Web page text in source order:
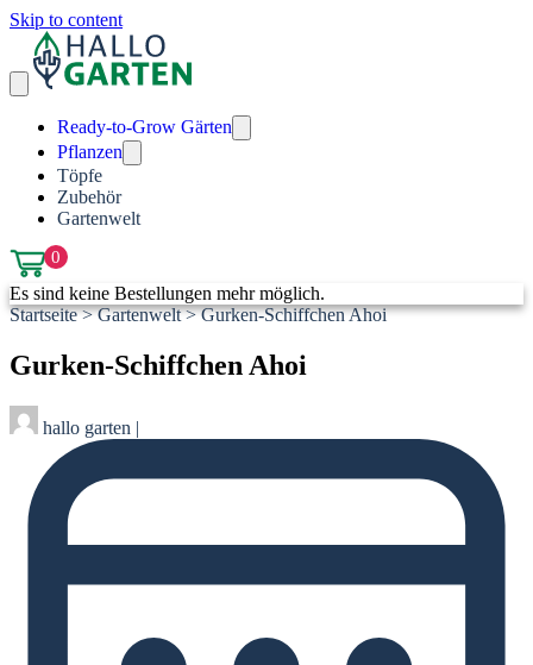
Skip to content
Ready-to-Grow Gärten
Pflanzen
Töpfe
Zubehör
Gartenwelt
0
Es sind keine Bestellungen mehr möglich.
Startseite > Gartenwelt > Gurken-Schiffchen Ahoi
Gurken-Schiffchen Ahoi
hallo garten |